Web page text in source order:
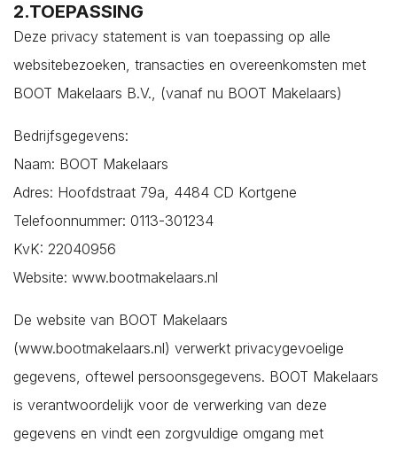
2.TOEPASSING
Deze privacy statement is van toepassing op alle
websitebezoeken, transacties en overeenkomsten met
BOOT Makelaars B.V., (vanaf nu BOOT Makelaars)
Bedrijfsgegevens:
Naam: BOOT Makelaars
Adres: Hoofdstraat 79a, 4484 CD Kortgene
Telefoonnummer: 0113-301234
KvK: 22040956
Website: www.bootmakelaars.nl
De website van BOOT Makelaars
(www.bootmakelaars.nl) verwerkt privacygevoelige
gegevens, oftewel persoonsgegevens. BOOT Makelaars
is verantwoordelijk voor de verwerking van deze
gegevens en vindt een zorgvuldige omgang met
Bruinisse
Burgh-Haamstede
Colijnsplaat
Domburg
Dreischor
Driewegen
Ellemeet
Ellewoutsdijk
Gapinge
Geersdijk
's-Gravenpolder
Grijpskerke
Hansweert
's-Heer Abtskerke
's-Heer Arendskerke